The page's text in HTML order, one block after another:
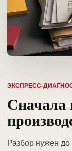
ЭКСПРЕСС-
Сначала
Разбор нужен до